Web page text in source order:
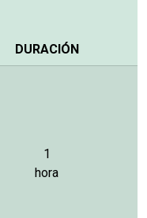
DURACIÓN
1
hora